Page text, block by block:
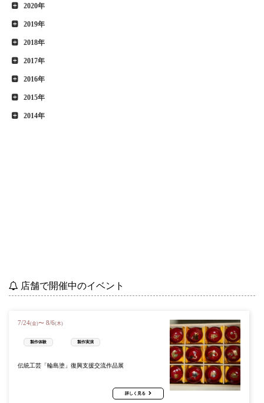
2020年
2019年
2018年
2017年
2016年
2015年
2014年
店舗で開催中のイベント
7/24(金)〜 8/6(木)
製作体験 製作実演
伝統工芸「輪島塗」復興支援交流作品展
詳しく見る